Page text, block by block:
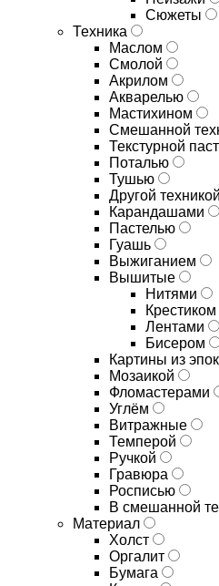
Сюжеты
Техника
Маслом
Смолой
Акрилом
Акварелью
Мастихином
Смешанной
Текстурной
Поталью
Тушью
Другой техникой
Карандашами
Пастелью
Гуашь
Выжиганием
Вышитые
Нитями
Крестиком
Лентами
Бисером
Картины из
Мозаикой
Фломастерами
Углём
Витражные
Темперой
Ручкой
Гравюра
Росписью
В смешанной
Материал
Холст
Оргалит
Бумага